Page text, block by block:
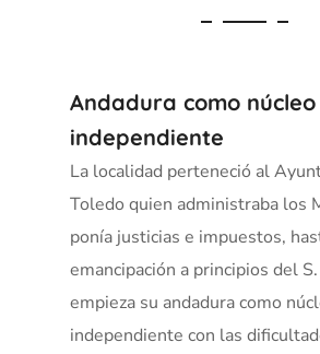
Andadura como núcleo
independiente
La localidad perteneció al
Toledo quien administraba los
ponía justicias e impuestos,
emancipación a principios del
empieza su andadura como
independiente con las